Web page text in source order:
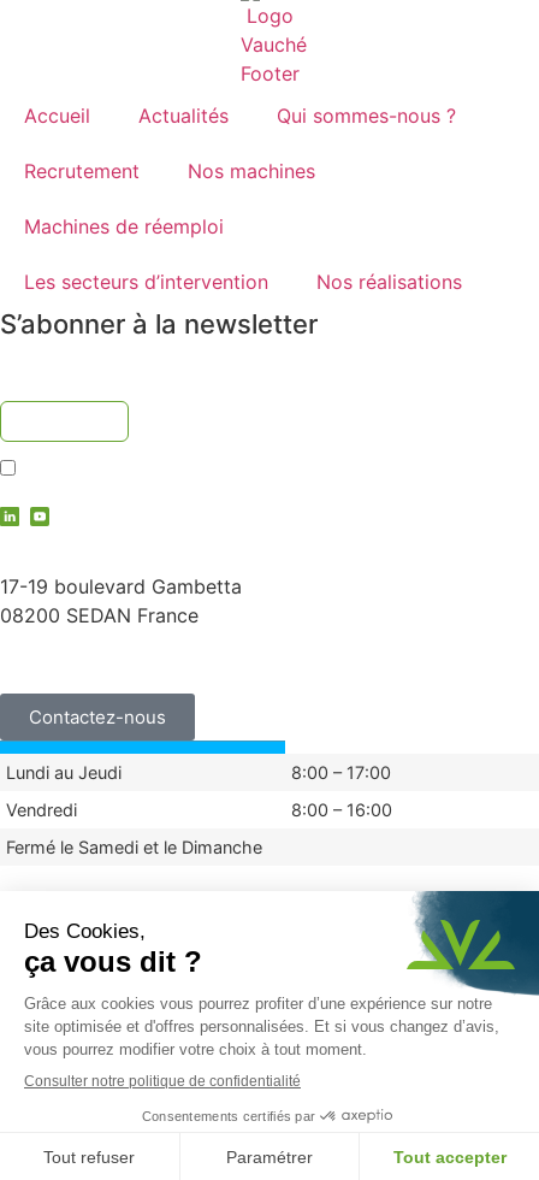
Accueil Actualités Qui sommes-nous ?
Recrutement Nos machines
Machines de réemploi
Les secteurs d’intervention Nos réalisations
S’abonner à la newsletter
17-19 boulevard Gambetta
08200 SEDAN France
Contactez-nous
Lundi au Jeudi
8:00 – 17:00
Vendredi
8:00 – 16:00
Fermé le Samedi et le Dimanche
Mentions légales Politique de confidentialité
© 2024 Vauché Réalisé par Graphik Impact